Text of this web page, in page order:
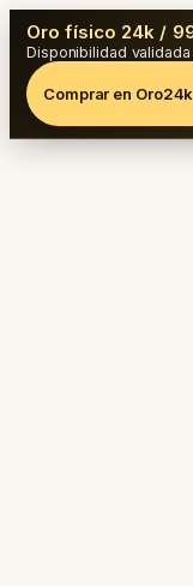
Oro físico 24k /
Disponibilidad
Comprar en